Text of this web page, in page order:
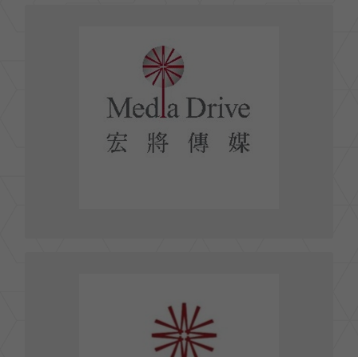
宏將廣告股份有限公司MEDIA DRIVE
台北市中山區建國北路一段80號12樓
TEL : (02)-2502-0598
E-mail :
contact@mediadrive.com.tw
佳聖媒體行銷有限公司
104 台北市建國北路1段80號11樓
TEL : 02- 25025788